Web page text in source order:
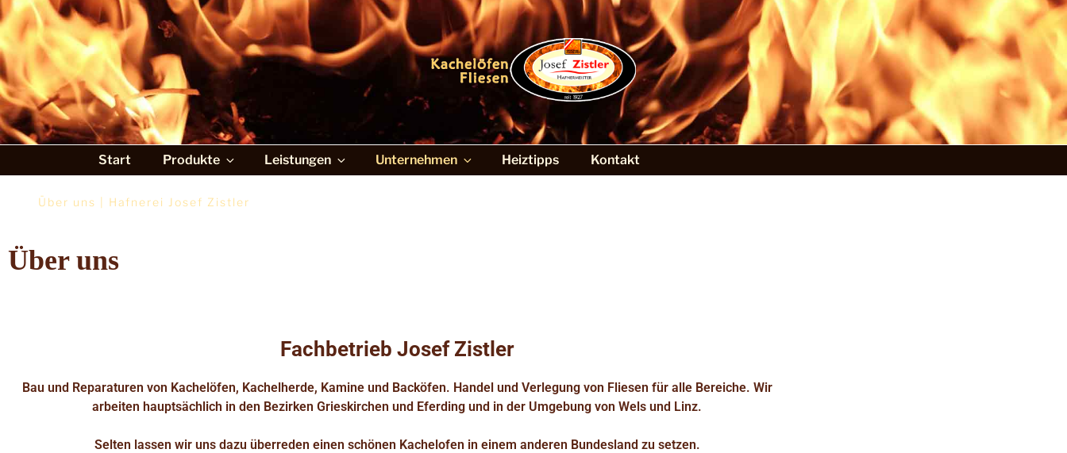
Josef Zistler · Hafner & Fliesenleger
Start Produkte Leistungen Unternehmen Heiztipps Kontakt
Über uns | Hafnerei Josef Zistler
Über uns
Fachbetrieb Josef Zistler
Bau und Reparaturen von Kachelöfen, Kachelherde, Kamine und Backöfen. Handel und Verlegung von Fliesen für alle Bereiche. Wir
arbeiten hauptsächlich in den Bezirken Grieskirchen und Eferding und in der Umgebung von Wels und Linz.
Selten lassen wir uns dazu überreden einen schönen Kachelofen in einem anderen Bundesland zu setzen.